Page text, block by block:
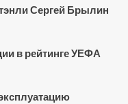
Сергей Брылин
в рейтинге УЕФА